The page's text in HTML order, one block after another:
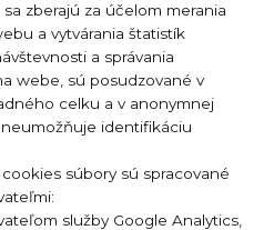
zberajú za účelom merania
a vytvárania štatistík
a správania
webe, sú posudzované v
celku a v anonymnej
identifikáciu
súbory sú spracované
služby Google Analytics,